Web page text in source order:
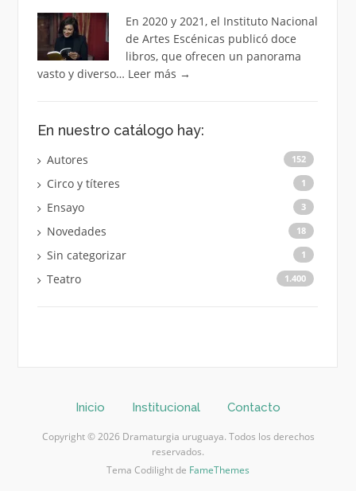
En 2020 y 2021, el Instituto Nacional
de Artes Escénicas publicó doce
libros, que ofrecen un panorama
vasto y diverso… Leer más →
En nuestro catálogo hay:
Autores 152
Circo y títeres 1
Ensayo 3
Novedades 18
Sin categorizar 1
Teatro 1.400
Inicio Institucional Contacto
Copyright © 2026 Dramaturgia uruguaya. Todos los derechos
reservados.
Tema Codilight de FameThemes